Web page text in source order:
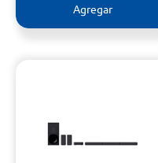
Agregar